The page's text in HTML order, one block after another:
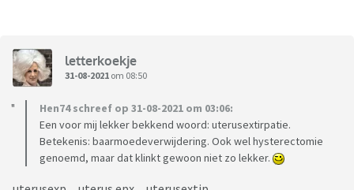
letterkoekje
31-08-2021 om 08:50
Hen74 schreef op 31-08-2021 om 03:06:
Een voor mij lekker bekkend woord: uterusextirpatie.
Betekenis: baarmoedeverwijdering. Ook wel hysterectomie
genoemd, maar dat klinkt gewoon niet zo lekker.